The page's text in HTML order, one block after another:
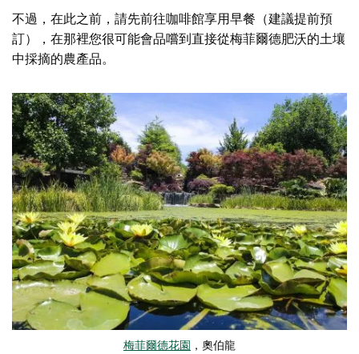
不過，在此之前，請先前往咖啡館享用早餐（建議提前預
訂），在那裡您很可能會品嚐到直接從梅菲爾德肥沃的土壤
中採摘的農產品。
梅菲爾德花園 ，奧伯龍